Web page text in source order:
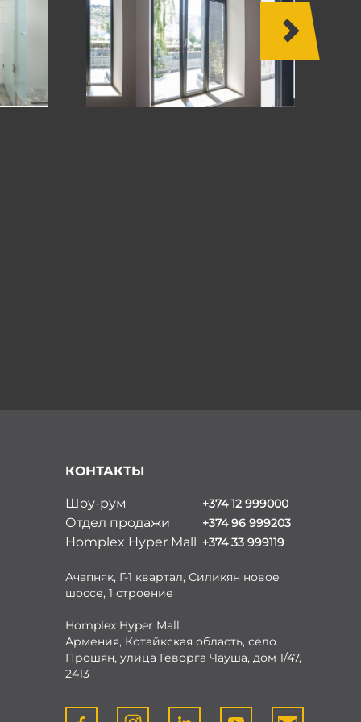
КОНТАКТЫ
Шоу-рум +374 12 999000
Отдел продажи +374 96 999203
Homplex Hyper Mall +374 33 999119
Ачапняк, Г-1 квартал, Силикян новое
шоссе, 1 строение
Homplex Hyper Mall
Армения, Котайкская область, село
Прошян, улица Геворга Чауша, дом 1/47,
2413